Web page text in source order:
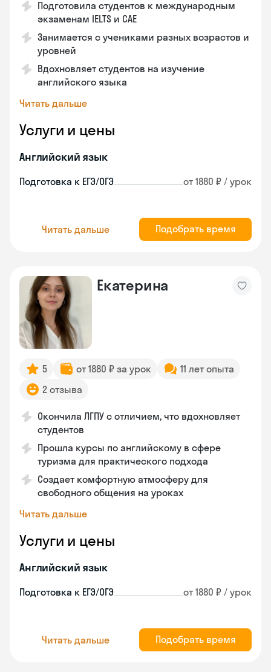
Подготовила студентов к международным
экзаменам IELTS и CAE
Занимается с учениками разных возрастов и
уровней
Вдохновляет студентов на изучение
английского языка
Читать дальше
Услуги и цены
Английский язык
Подготовка к ЕГЭ/ОГЭ от 1880 ₽ / урок
Читать дальше Подобрать время
Екатерина
5 от 1880 ₽ за урок
11 лет опыта
2 отзыва
Окончила ЛГПУ с отличием, что вдохновляет
студентов
Прошла курсы по английскому в сфере
туризма для практического подхода
Создает комфортную атмосферу для
свободного общения на уроках
Читать дальше
Услуги и цены
Английский язык
Подготовка к ЕГЭ/ОГЭ от 1880 ₽ / урок
Читать дальше Подобрать время